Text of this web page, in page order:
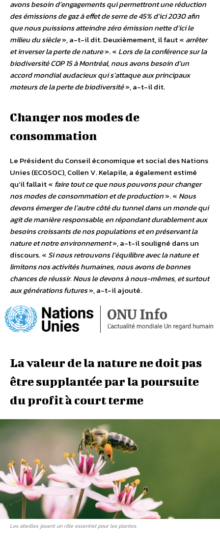
avons besoin d’engagements qui permettront une réduction
des émissions de gaz à effet de serre de 45% d’ici 2030 afin
que nous puissions atteindre zéro émission nette d’ici le
milieu du siècle», a-t-il dit. Deuxièmement, il faut « arrêter
et inverser la perte de nature». « Lors de la conférence sur la
biodiversité COP 15 à Montréal, nous avons besoin d’un
accord mondial audacieux qui s’attaque aux principaux
moteurs de la perte de biodiversité», a-t-il dit.
Changer nos modes de
consommation
Le Président du Conseil économique et social des Nations
Unies (ECOSOC), Collen V. Kelapile, a également estimé
qu’il fallait « faire tout ce que nous pouvons pour changer
nos modes de consommation et de production». « Nous
devons émerger de l’autre côté du tunnel dans un monde qui
agit de manière responsable, en répondant durablement aux
besoins croissants de nos populations et en préservant la
nature et notre environnement», a-t-il souligné dans un
discours. « Si nous retrouvons l’équilibre avec la nature et
limitons nos activités humaines, nous avons de bonnes
chances de réussir. Nous le devons à nous-mêmes, et surtout
aux générations futures», a-t-il ajouté.
La valeur de la nature ne doit pas
être supplantée par la poursuite
du profit à court terme
Les abeilles jouent un rôle essentiel pour les plantes.